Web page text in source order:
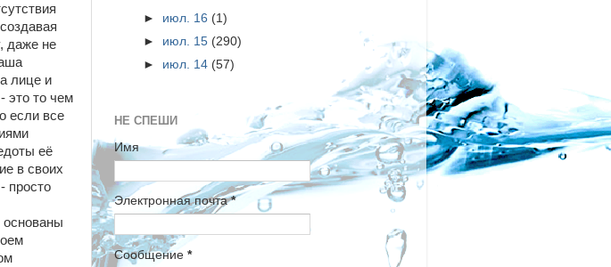
даже не
лице и
это то чем
если все
её
в своих
просто
основаны
► июл. 16 (1)
► июл. 15 (290)
► июл. 14 (57)
НЕ СПЕШИ
Имя
Электронная почта*
Сообщение *